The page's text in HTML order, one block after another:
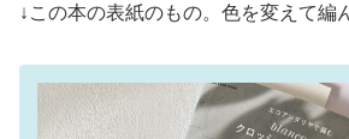
↓この本の表紙のもの。色を変えて編